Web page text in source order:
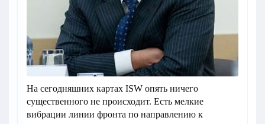
На сегодняшних картах ISW опять ничего
существенного не происходит. Есть мелкие
вибрации линии фронта по направлению к